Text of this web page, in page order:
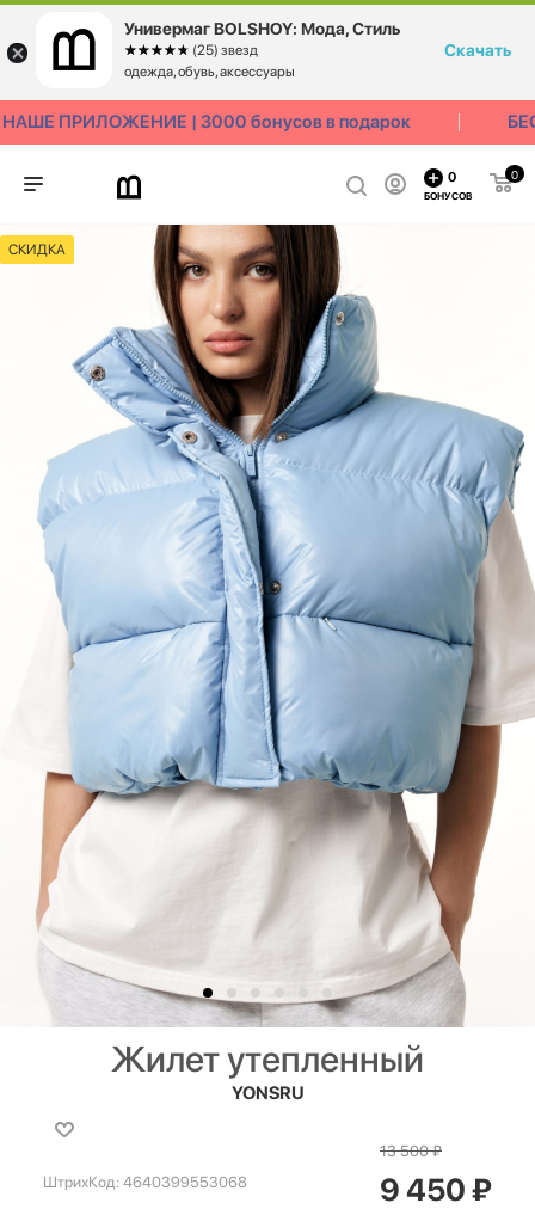
ПРИЛОЖЕНИЕ | 3000 бонусов в подарок
0
0
БОНУСОВ
СКИДКА
Жилет утепленный
YONSRU
ШтрихКод: 4640399553068
13 500₽
9 450₽
Универмаг BOLSHOY: Мода, Стиль
☆☆☆☆☆
★★★★★ (25) звезд
одежда, обувь, аксессуары
Скачать